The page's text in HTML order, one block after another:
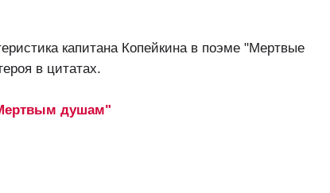
капитана Копейкина в поэме "Мертвые
в цитатах.
душам"